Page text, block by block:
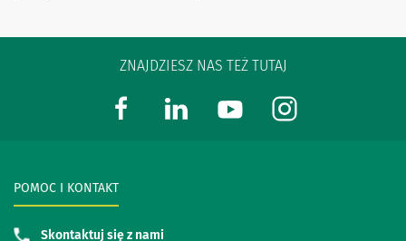
ZNAJDZIESZ NAS TEŻ TUTAJ
POMOC I KONTAKT
Skontaktuj się z nami